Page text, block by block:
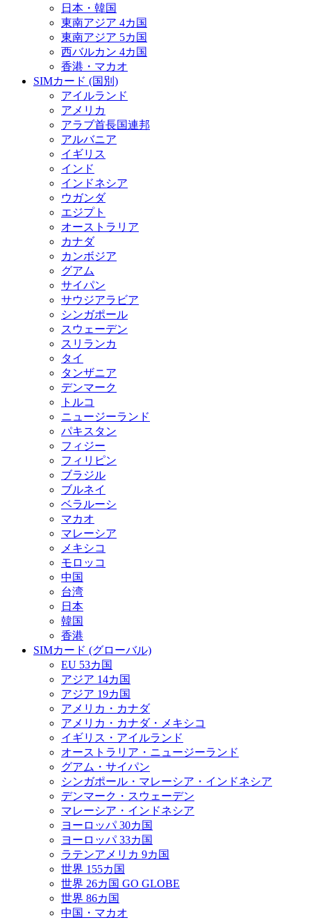
日本・韓国
東南アジア 4カ国
東南アジア 5カ国
西バルカン 4カ国
香港・マカオ
SIMカード (国別)
アイルランド
アメリカ
アラブ首長国連邦
アルバニア
イギリス
インド
インドネシア
ウガンダ
エジプト
オーストラリア
カナダ
カンボジア
グアム
サイパン
サウジアラビア
シンガポール
スウェーデン
スリランカ
タイ
タンザニア
デンマーク
トルコ
ニュージーランド
パキスタン
フィジー
フィリピン
ブラジル
ブルネイ
ベラルーシ
マカオ
マレーシア
メキシコ
モロッコ
中国
台湾
日本
韓国
香港
SIMカード (グローバル)
EU 53カ国
アジア 14カ国
アジア 19カ国
アメリカ・カナダ
アメリカ・カナダ・メキシコ
イギリス・アイルランド
オーストラリア・ニュージーランド
グアム・サイパン
シンガポール・マレーシア・インドネシア
デンマーク・スウェーデン
マレーシア・インドネシア
ヨーロッパ 30カ国
ヨーロッパ 33カ国
ラテンアメリカ 9カ国
世界 155カ国
世界 26カ国 GO GLOBE
世界 86カ国
中国・マカオ